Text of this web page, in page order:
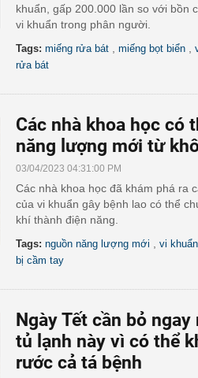
khuẩn, gấp 200.000 lần so với bồn
vi khuẩn trong phân người.
Tags: miếng rửa bát miếng bọt biển
rửa bát
Các nhà khoa học có
năng lượng mới từ
03/04/2023 04:31:00 PM
Các nhà khoa học đã khám phá ra
của vi khuẩn gây bệnh lao có thể
khí thành điện năng.
Tags: nguồn năng lượng mới vi
bị cầm tay
Ngày Tết cần bỏ
tủ lạnh này vì có thể
rước cả tá bệnh